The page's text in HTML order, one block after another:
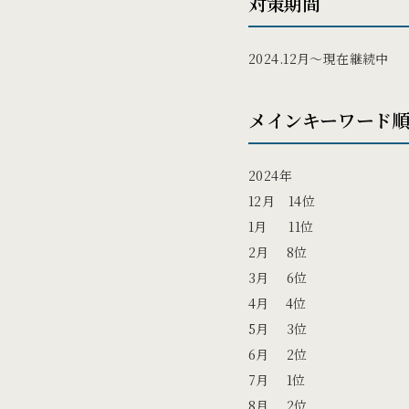
2024.12月〜現在継続中
メインキーワード
2024年
12月 14位
1月 11位
2月 8位
3月 6位
4月 4位
5月 3位
6月 2位
7月 1位
8月 2位